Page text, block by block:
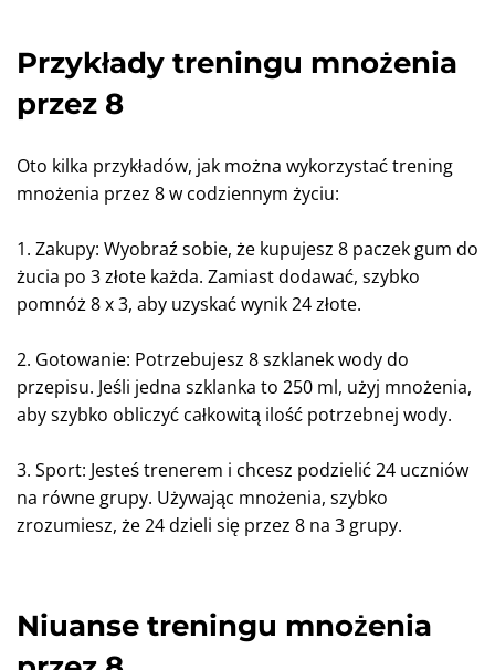
Przykłady treningu mnożenia
przez 8
Oto kilka przykładów, jak można wykorzystać trening
mnożenia przez 8 w codziennym życiu:
1. Zakupy: Wyobraź sobie, że kupujesz 8 paczek gum do
żucia po 3 złote każda. Zamiast dodawać, szybko
pomnóż 8 x 3, aby uzyskać wynik 24 złote.
2. Gotowanie: Potrzebujesz 8 szklanek wody do
przepisu. Jeśli jedna szklanka to 250 ml, użyj mnożenia,
aby szybko obliczyć całkowitą ilość potrzebnej wody.
3. Sport: Jesteś trenerem i chcesz podzielić 24 uczniów
na równe grupy. Używając mnożenia, szybko
zrozumiesz, że 24 dzieli się przez 8 na 3 grupy.
Niuanse treningu mnożenia